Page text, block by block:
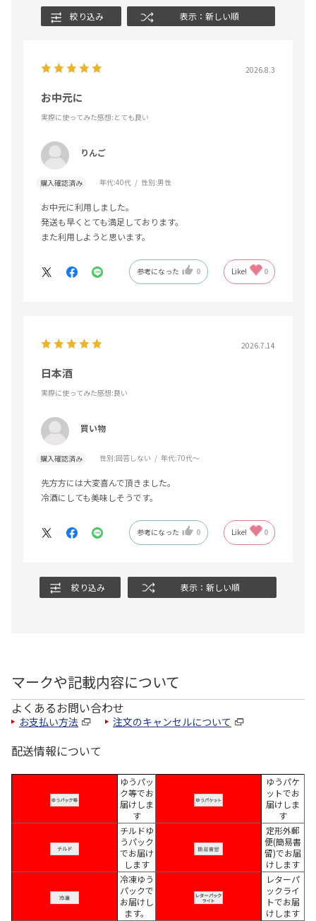
絞り込み 表示：新しい順
2026.8.3
お中元に
実際に使ってみた感想:とても良い
りんご
購入確認済み 年代:40代 性別:男性
お中元に利用しました。
発送も早くとても満足しております。
また利用しようと思います。
参考になった 0 Like! 0
2026.7.14
日本酒
実際に使ってみた感想:良い
買い物
購入確認済み 性別:回答しない 年代:70代～
先方方には大変喜んで頂きました。
冷酒にしても美味しそうです。
参考になった 0 Like! 0
絞り込み 表示：新しい順
マークや記載内容について
よくあるお問い合わせ
お支払い方法 注文のキャンセルについて
配送情報について
ゆうパッ
ク等でお
届けしま
す
ゆうパケ
ットでお
届けしま
す
チルドゆ
うパック
でお届け
します
定形外郵
便(簡易書
留)でお届
けします
冷凍ゆう
パックで
お届けし
ます。
レターパ
ックライ
トでお届
けします